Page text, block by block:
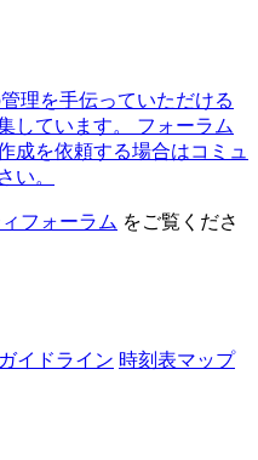
理を手伝っていただける
しています。
フォーラム
成を依頼する場合はコミュ
い。
フォーラム をご覧くださ
イドライン 時刻表マップ